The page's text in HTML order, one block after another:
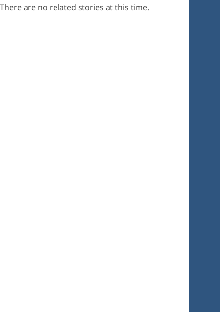
There are no related stories at this time.